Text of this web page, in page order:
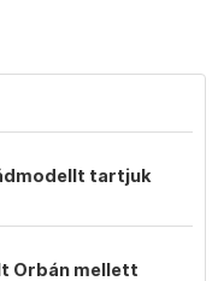
tartjuk
Orbán mellett